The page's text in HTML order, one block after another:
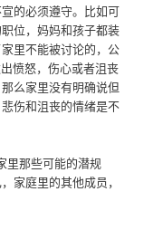
的必须遵守。比如可
位，妈妈和孩子都装
里不能被讨论的，公
愤怒，伤心或者沮丧
么家里没有明确说但
伤和沮丧的情绪是不
里那些可能的潜规
家庭里的其他成员，